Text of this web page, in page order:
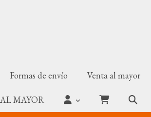
Formas de envío Venta al mayor
MAYOR